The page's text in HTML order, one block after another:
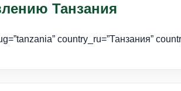
Танзания
country_ru=”Танзания”